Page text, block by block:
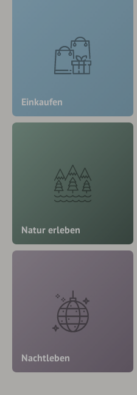
Einkaufen
Natur erleben
Nachtleben